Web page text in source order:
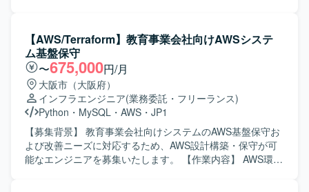
境、JP1などを利用する可能性がございます。
総合テストまで一連の工程を実施していただきます。ま
た、Javaの既存コードのロジックを読み解き、仕様理解や
調査を行っていただきます。 【求める人物像】 既存システ
ムの仕様をキャッチアップしながら、粘り強くロジックを
読み解き、着実に改修を進めていただける方を求めていま
す。周囲とコミュニケーションを取りながら、設計からテ
ストまで責任感を持って対応いただける方が望ましいで
す。 【ポジションの魅力】 COBOLを中心としたレガシー
システムの改修経験を積みつつ、Javaソースの読解やAWS
環境、RDBMSなど周辺技術にも触れられる案件です。上流
【AWS/Terraform】教育事業会社向けAWSシステ
ム基盤保守
〜675,000円/月
大阪市（大阪府）
インフラエンジニア(業務委託・フリーランス)
Python ・ MySQL ・ AWS ・ JP1
【募集背景】 教育事業会社向けシステムのAWS基盤保守お
よび改善ニーズに対応するため、AWS設計構築・保守が可
能なエンジニアを募集いたします。 【作業内容】 AWS環境